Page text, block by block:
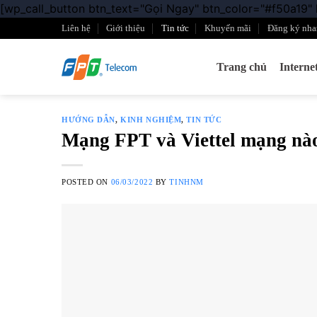
[wp_call_button btn_text="Gọi Ngay" btn_color="#f50a19"
Liên hệ Giới thiệu Tin tức Khuyến mãi Đăng ký
Trang chủ
HƯỚNG DẪN,KINH NGHIỆM,TIN TỨC
Mạng FPT và Viettel mạng
POSTED ON 06/03/2022 BYTINHNM